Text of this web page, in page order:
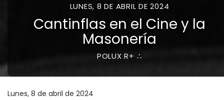
LUNES, 8 DE ABRIL DE 2024
Cantinflas en el Cine y la
Masonería
POLUX R+ ∴
Lunes, 8 de abril de 2024